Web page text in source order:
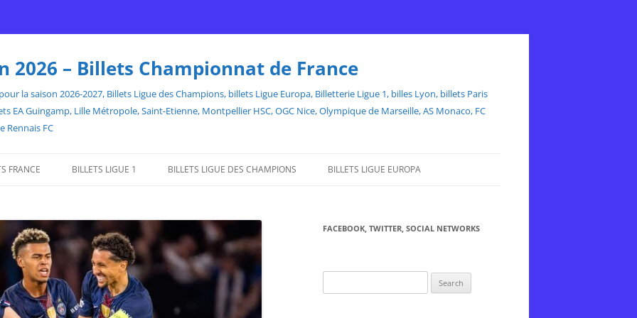
2026 – Billets Championnat de France
la saison 2026-2027, Billets Ligue des Champions, billets Ligue Europa, Billetterie Ligue 1, billes Lyon, billets Paris
EA Guingamp, Lille Métropole, Saint-Etienne, Montpellier HSC, OGC Nice, Olympique de Marseille, AS Monaco, FC
Rennais FC
FRANCE BILLETS LIGUE 1 BILLETS LIGUE DES CHAMPIONS BILLETS LIGUE EUROPA
FACEBOOK, TWITTER, SOCIAL NETWORKS
for: